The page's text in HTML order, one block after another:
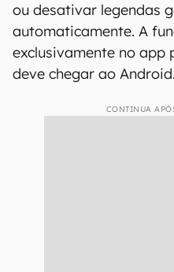
ou desativar legendas
automaticamente. A
exclusivamente no app
deve chegar ao Android.
CONTINUA